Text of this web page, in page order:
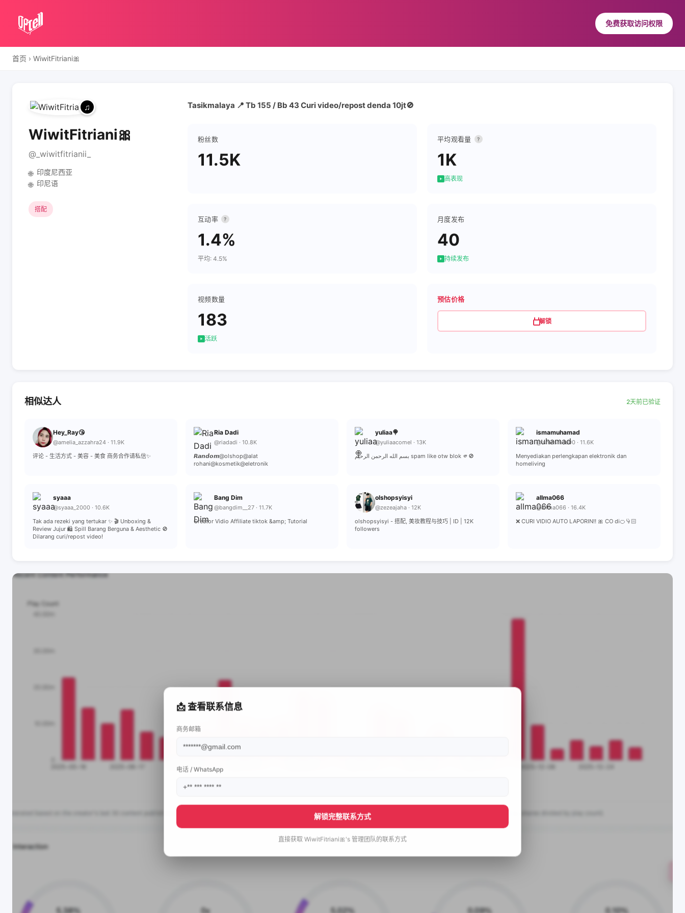
免费获取访问权限
首页 › WiwitFitriani🎀
WiwitFitriani🎀
@_wiwitfitrianii_
🌐 印度尼西亚
🌐 印尼语
搭配
Tasikmalaya 📍 Tb 155 / Bb 43 Curi video/repost denda 10jt🚫
粉丝数
11.5K
平均观看量 ?
1K
高表现
互动率 ?
1.4%
平均: 4.5%
月度发布
40
持续发布
视频数量
183
活跃
预估价格
解锁
相似达人 2天前已验证
Hey_Ray😘
@amelia_azzahra24 · 11.9K
评论 - 生活方式 - 美容 - 美食 商务合作请私信✨
Ria Dadi
@riadadi · 10.8K
𝙍𝙖𝙣𝙙𝙤𝙢@olshop@alat
rohani@kosmetik@eletronik
yuliaa🍭
@yuliaacomel · 13K
بسم الله الرحمن الرحيم spam like otw blok 🫵🚫
ismamuhamad
@ismasmile90 · 11.6K
Menyediakan perlengkapan elektronik dan
homeliving
syaaa
@syaaa_2000 · 10.6K
Tak ada rezeki yang tertukar ✨ 🎬 Unboxing &
Review Jujur 🛍️ Spill Barang Berguna & Aesthetic 🚫
Dilarang curi/repost video!
Bang Dim
@bangdim__27 · 11.7K
Creator Vidio Affiliate tiktok &amp; Tutorial
olshopsyisyi
@zezeajaha · 12K
olshopsyisyi - 搭配, 美妆教程与技巧 | ID | 12K
followers
allma066
@allma066 · 16.4K
❌ CURI VIDIO AUTO LAPORIN‼️ 🎀 CO di🍊👇🏻
📩 查看联系信息
商务邮箱
电话 / WhatsApp
解锁完整联系方式
直接获取 WiwitFitriani🎀's 管理团队的联系方式